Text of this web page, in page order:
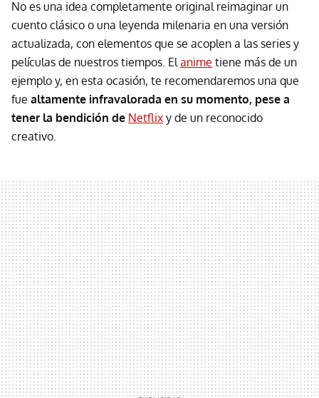
No es una idea completamente original reimaginar un
cuento clásico o una leyenda milenaria en una versión
actualizada, con elementos que se acoplen a las series y
películas de nuestros tiempos. Elanime tiene más de un
ejemplo y, en esta ocasión, te recomendaremos una que
fue altamente infravalorada en su momento, pese a
tener la bendición de Netflix y de un reconocido
creativo.